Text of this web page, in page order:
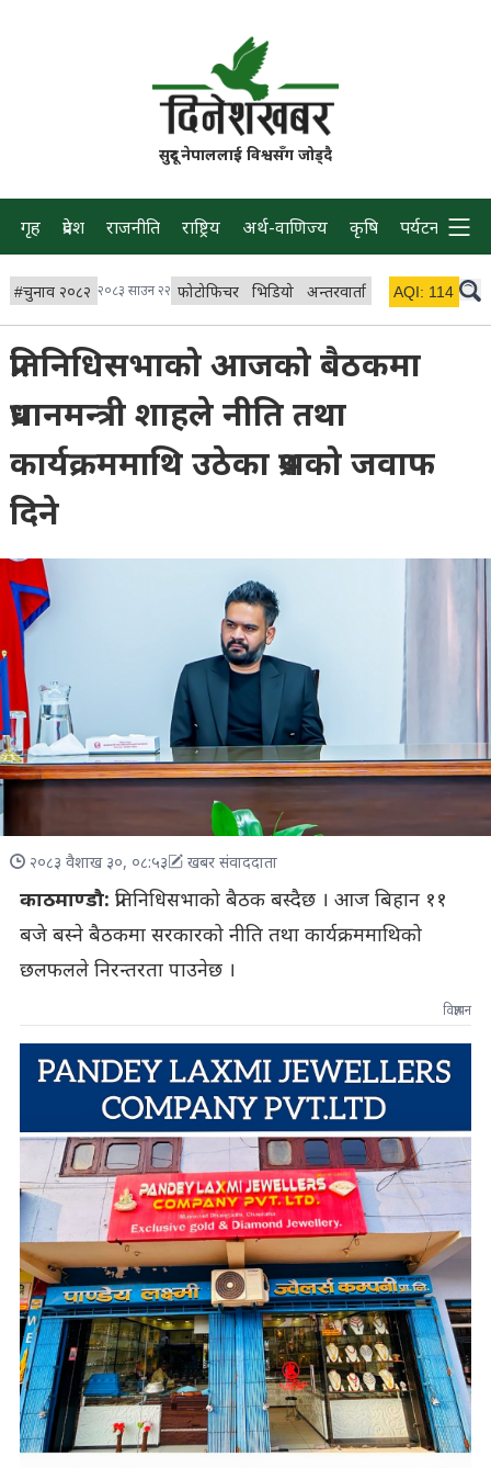
सुदूर नेपाललाई विश्वसँग जोड्दै
गृह प्रदेश राजनीति राष्ट्रिय अर्थ-वाणिज्य कृषि पर्यटन प्रवास
#चुनाव २०८२ २०८३ साउन २२ फोटोफिचर भिडियो अन्तरवार्ता विचार/ब्लग
AQI: 114
प्रतिनिधिसभाको आजको बैठकमा
प्रधानमन्त्री शाहले नीति तथा
कार्यक्रममाथि उठेका प्रश्नको जवाफ
दिने
२०८३ वैशाख ३०, ०८:५३ खबर संवाददाता
काठमाण्डौ: प्रतिनिधिसभाको बैठक बस्दैछ । आज बिहान ११
बजे बस्ने बैठकमा सरकारको नीति तथा कार्यक्रममाथिको
छलफलले निरन्तरता पाउनेछ ।
विज्ञापन